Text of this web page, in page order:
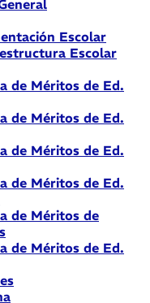
Escolar
Escolar
de Méritos de Ed.
de Méritos de Ed.
de Méritos de Ed.
de Méritos de Ed.
de Méritos de
de Méritos de Ed.